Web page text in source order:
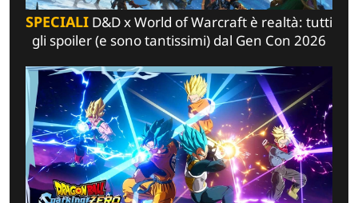
SPECIALI D&D x World of Warcraft è realtà: tutti
gli spoiler (e sono tantissimi) dal Gen Con 2026